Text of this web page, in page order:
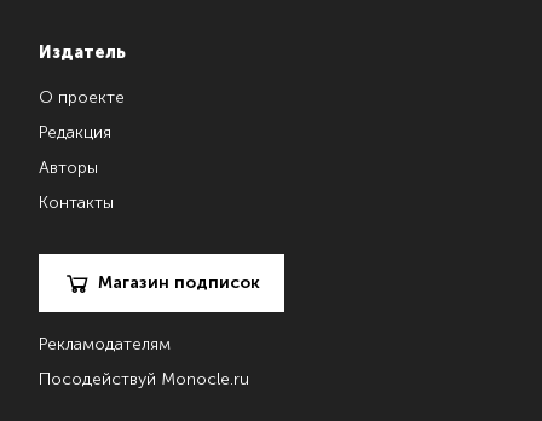
Издатель
О проекте
Редакция
Авторы
Контакты
Магазин подписок
Рекламодателям
Посодействуй Monocle.ru